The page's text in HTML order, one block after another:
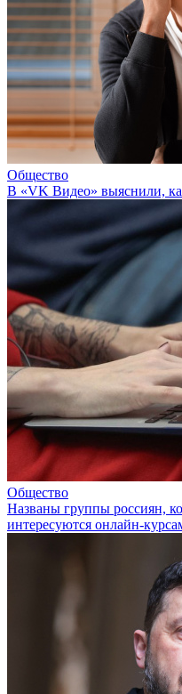
Общество
В «VK Видео» выяснили,
Общество
Названы группы россиян,
интересуются онлайн-